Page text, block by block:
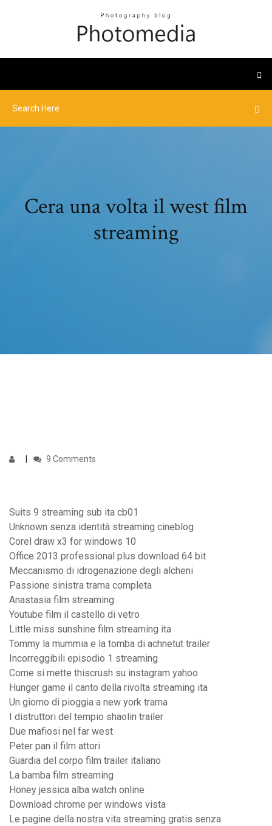
Cera una volta il west film
streaming
9 Comments
Suits 9 streaming sub ita cb01
Unknown senza identità streaming cineblog
Corel draw x3 for windows 10
Office 2013 professional plus download 64 bit
Meccanismo di idrogenazione degli alcheni
Passione sinistra trama completa
Anastasia film streaming
Youtube film il castello di vetro
Little miss sunshine film streaming ita
Tommy la mummia e la tomba di achnetut trailer
Incorreggibili episodio 1 streaming
Come si mette thiscrush su instagram yahoo
Hunger game il canto della rivolta streaming ita
Un giorno di pioggia a new york trama
I distruttori del tempio shaolin trailer
Due mafiosi nel far west
Peter pan il film attori
Guardia del corpo film trailer italiano
La bamba film streaming
Honey jessica alba watch online
Download chrome per windows vista
Le pagine della nostra vita streaming gratis senza